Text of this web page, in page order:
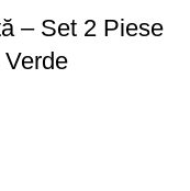
– Set 2 Piese